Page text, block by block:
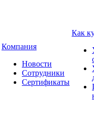
Компания
Новости
Сотрудники
Сертификаты
Как